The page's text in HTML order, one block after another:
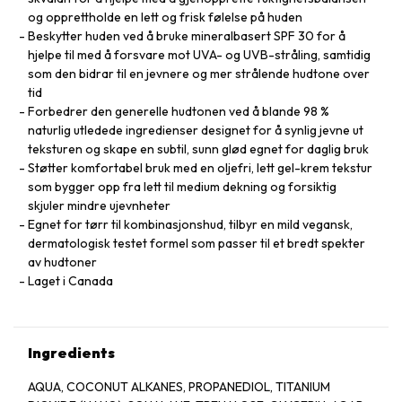
og opprettholde en lett og frisk følelse på huden
Beskytter huden ved å bruke mineralbasert SPF 30 for å
hjelpe til med å forsvare mot UVA- og UVB-stråling, samtidig
som den bidrar til en jevnere og mer strålende hudtone over
tid
Forbedrer den generelle hudtonen ved å blande 98 %
naturlig utledede ingredienser designet for å synlig jevne ut
teksturen og skape en subtil, sunn glød egnet for daglig bruk
Støtter komfortabel bruk med en oljefri, lett gel-krem tekstur
som bygger opp fra lett til medium dekning og forsiktig
skjuler mindre ujevnheter
Egnet for tørr til kombinasjonshud, tilbyr en mild vegansk,
dermatologisk testet formel som passer til et bredt spekter
av hudtoner
Laget i Canada
Ingredients
AQUA, COCONUT ALKANES, PROPANEDIOL, TITANIUM